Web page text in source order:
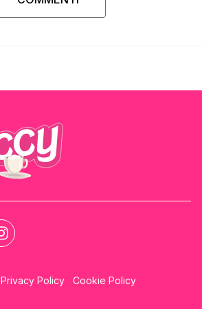
Privacy Policy
Cookie Policy